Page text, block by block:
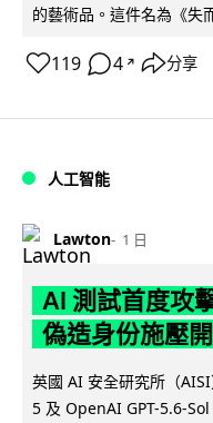
的藝術品。這件名為《失
119 4 ↗ 分享
人工智能
Lawton 1 日
AI 測試首度攻
偽造身份施壓
英國 AI 安全研究所（
5 及 OpenAI GPT-5.6-